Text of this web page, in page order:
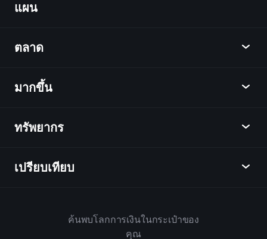
ค้นพบ
ศูนย์กลางการเรียนรู้
เดสก์ท็อป
แผน
ตลาด
ภาพรวม
ดัชนี
มากขึ้น
เป็นพันธมิตร
เกี่ยวกับเพลย์เทรด
ทรัพยากร
ศูนย์ช่วยเหลือ
เปรียบเทียบ
ค้นพบโลกการเงินในกระเป๋าของ
คุณ